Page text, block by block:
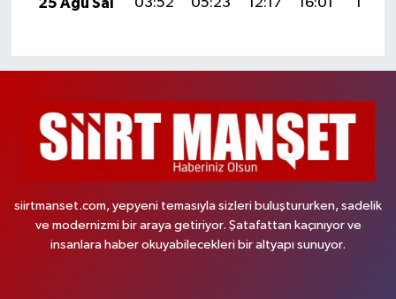
25 Ağu Sal
03:52 05:23 12:17 16:01 19:01
siirtmanset.com, yepyeni temasıyla sizleri buluştururken, sadelik
ve modernizmi bir araya getiriyor. Şatafattan kaçınıyor ve
insanlara haber okuyabilecekleri bir altyapı sunuyor.